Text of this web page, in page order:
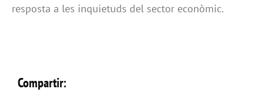
resposta a les inquietuds del sector econòmic.
Compartir: